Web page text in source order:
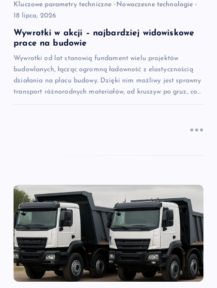
s
u
Kluczowe parametry techniczne
Nowoczesne technologie
18 lipca, 2026
Wywrotki w akcji – najbardziej widowiskowe
prace na budowie
Wywrotki od lat stanowią fundament wielu projektów
budowlanych, łącząc ogromną ładowność z elastycznością
działania na placu budowy. Dzięki nim możliwy jest sprawny
transport różnorodnych materiałów, od kruszyw po gruz, co…